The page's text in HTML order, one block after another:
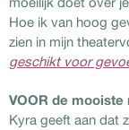
Hoe ik van hoog
zien in mijn
geschikt voor
VOOR de
Kyra geeft aan dat